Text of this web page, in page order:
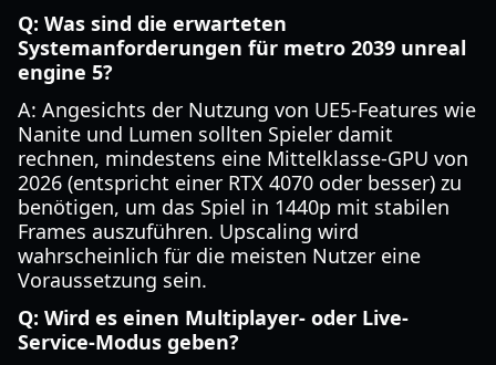
Q: Was sind die erwarteten
Systemanforderungen für metro 2039 unreal
engine 5?
A: Angesichts der Nutzung von UE5-Features wie
Nanite und Lumen sollten Spieler damit
rechnen, mindestens eine Mittelklasse-GPU von
2026 (entspricht einer RTX 4070 oder besser) zu
benötigen, um das Spiel in 1440p mit stabilen
Frames auszuführen. Upscaling wird
wahrscheinlich für die meisten Nutzer eine
Voraussetzung sein.
Q: Wird es einen Multiplayer- oder Live-
Service-Modus geben?